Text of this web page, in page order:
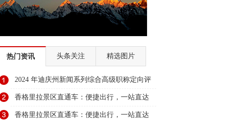
热门资讯 头条关注 精选图片
2024 年迪庆州新闻系列综合高级职称定向评
审通过人员名单公示
香格里拉景区直通车：便捷出行，一站直达
美景
香格里拉景区直通车：便捷出行，一站直达